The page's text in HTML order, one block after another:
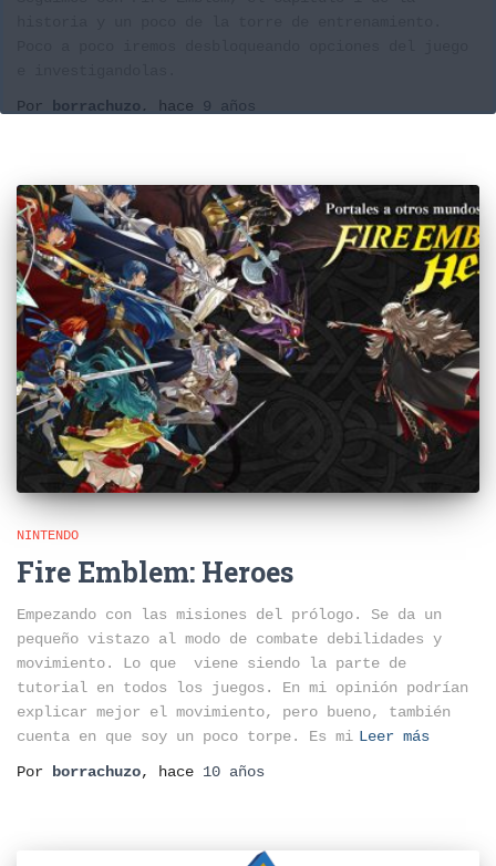
Por
borrachuzo , hace 9 años
NINTENDO
Fire Emblem: Heroes
Empezando con las misiones del prólogo. Se da un
pequeño vistazo al modo de combate debilidades y
movimiento. Lo que viene siendo la parte de
tutorial en todos los juegos. En mi opinión podrían
explicar mejor el movimiento, pero bueno, también
cuenta en que soy un poco torpe. Es mi Leer más
Por borrachuzo, hace 10 años